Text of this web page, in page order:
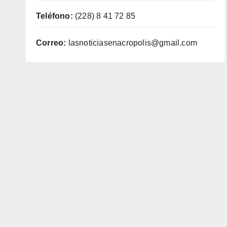
Teléfono: (228) 8 41 72 85
Correo: lasnoticiasenacropolis@gmail.com